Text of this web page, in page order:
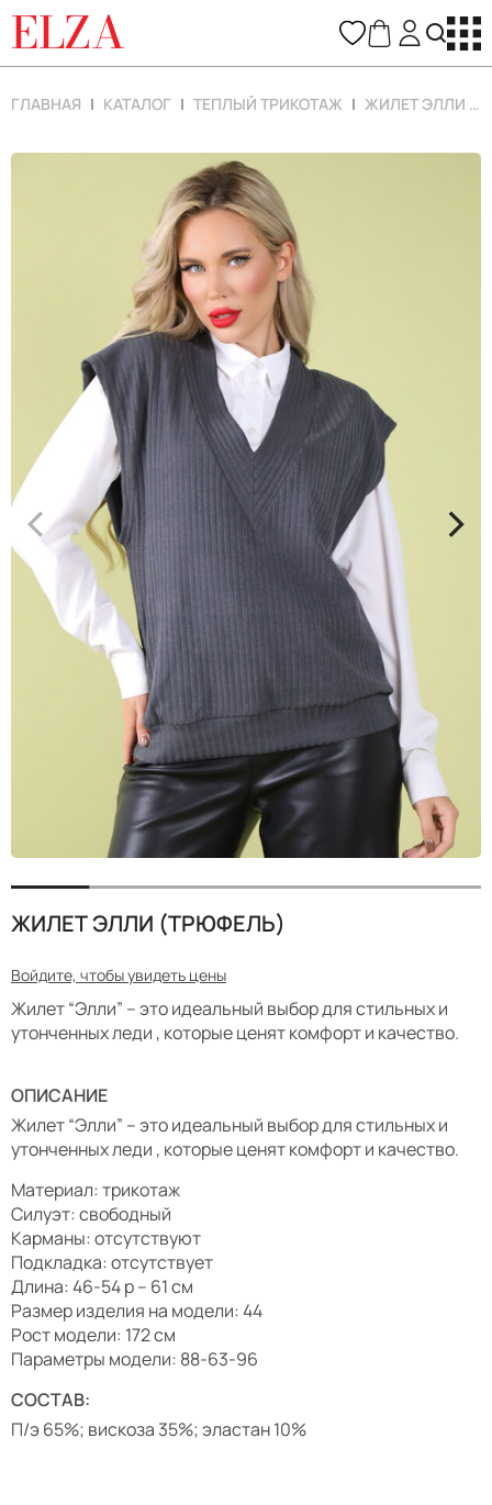
ELZA
ГЛАВНАЯ КАТАЛОГ ТЕПЛЫЙ ТРИКОТАЖ ЖИЛЕТ ЭЛЛИ (ТРЮФЕЛЬ)
< >
ЖИЛЕТ ЭЛЛИ (ТРЮФЕЛЬ)
Войдите, чтобы увидеть цены
Жилет “Элли” – это идеальный выбор для стильных и
утонченных леди , которые ценят комфорт и качество.
ОПИСАНИЕ
Жилет “Элли” – это идеальный выбор для стильных и
утонченных леди , которые ценят комфорт и качество.
Материал: трикотаж
Силуэт: свободный
Карманы: отсутствуют
Подкладка: отсутствует
Длина: 46-54 р – 61 см
Размер изделия на модели: 44
Рост модели: 172 см
Параметры модели: 88-63-96
СОСТАВ:
П/э 65%; вискоза 35%; эластан 10%